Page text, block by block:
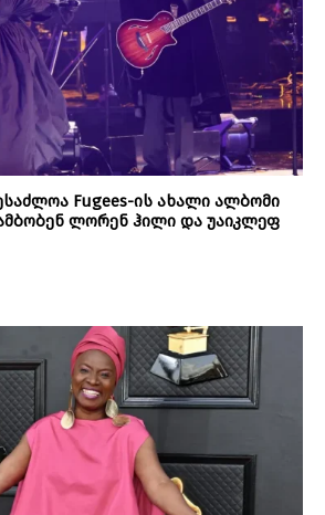
Fugees-ის ახალი ალბომი
ლორენ ჰილი და უაიკლეფ